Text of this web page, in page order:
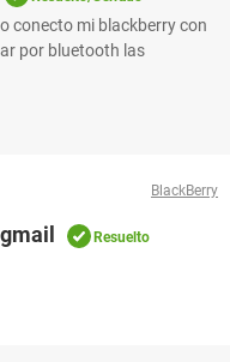
conecto mi blackberry con
por bluetooth las
BlackBerry
Resuelto